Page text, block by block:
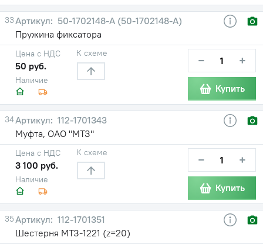
33
50-1702148-A (50-1702148-А)
Пружина фиксатора
Наличие
Цена с НДС
50 руб.
К схеме − +
Купить
34
112-1701343
Муфта, ОАО "МТЗ"
Наличие
Цена с НДС
3 100 руб.
К схеме − +
Купить
35
112-1701351
Шестерня МТЗ-1221 (z=20)